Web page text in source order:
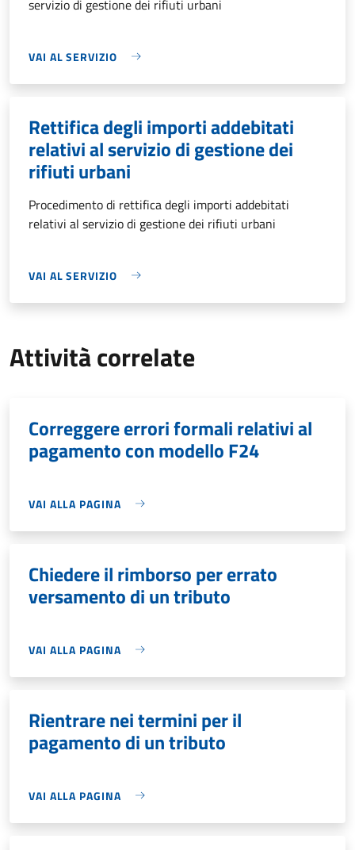
servizio di gestione dei rifiuti urbani
VAI AL SERVIZIO
Rettifica degli importi addebitati
relativi al servizio di gestione dei
rifiuti urbani
Procedimento di rettifica degli importi addebitati
relativi al servizio di gestione dei rifiuti urbani
VAI AL SERVIZIO
Attività correlate
Correggere errori formali relativi al
pagamento con modello F24
VAI ALLA PAGINA
Chiedere il rimborso per errato
versamento di un tributo
VAI ALLA PAGINA
Rientrare nei termini per il
pagamento di un tributo
VAI ALLA PAGINA